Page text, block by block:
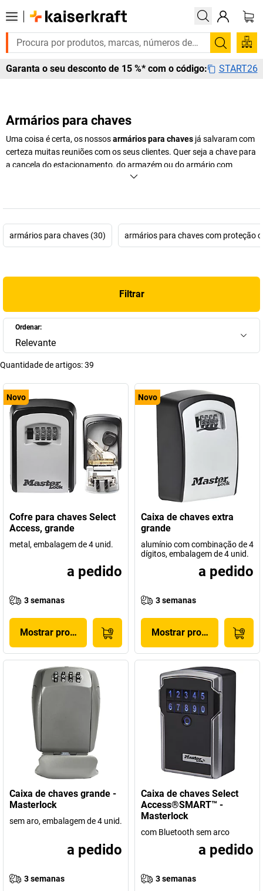
Garanta o seu desconto de 15 %* com o código: START26
Armários para chaves
Uma coisa é certa, os nossosarmários para chaves já salvaram com
certeza muitas reuniões com os seus clientes. Quer seja a chave para
a cancela do estacionamento, do armazém ou do armário com
documentos importantes, os armários para chaves ajudam a manter
armários para chaves (30) armários para chaves com proteção
Filtrar
Ordenar:
Relevante
Quantidade de artigos:39
Novo
Cofre para chaves Select
Access, grande
metal, embalagem de 4 unid.
a pedido
3 semanas
Mostrar produto
Novo
Caixa de chaves extra
grande
alumínio com combinação de 4
dígitos, embalagem de 4 unid.
a pedido
3 semanas
Mostrar produto
Caixa de chaves grande -
Masterlock
sem aro, embalagem de 4 unid.
a pedido
3 semanas
Caixa de chaves Select
Access®SMART™ -
Masterlock
com Bluetooth sem arco
a pedido
3 semanas